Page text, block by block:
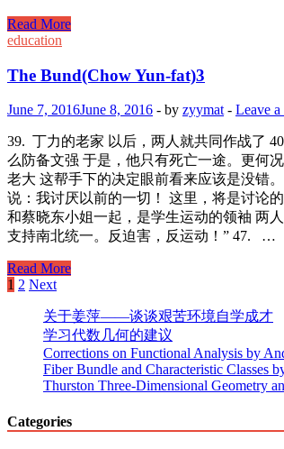
The
Bund(Chow
fat)4
Read More
education
The Bund(Chow Yun-fat)3
June 7, 2016June 8, 2016 - by zyymat - Leave
39. 丁力的老家 以后，两人就共同作战了
么防备文强 于是，他只有死亡一途。更何
老大 这帮手下的决定眼前看来应该是没错
说：我讨厌以前的一切！ 这里，将是讨论
和蔡晓东小姐一起，是学生运动的领袖 两
支持南北统一。反迫害，反运动！” 47. …
The
Bund(Chow
Read More
Posts
pagination
1 2 Next
关于姜萍——谈谈艰苦环境自学成才
学习代数几何的建议
Corrections on Functional Analysis by
Fiber Bundle and Characteristic Classes
Thurston Three-Dimensional Geometry
Categories